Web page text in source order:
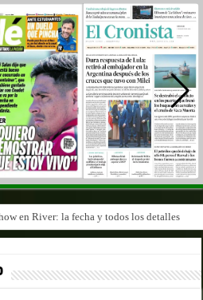
en River: la fecha y todos los detalles